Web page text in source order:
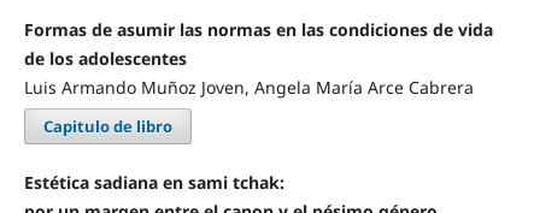
Formas de asumir las normas en las condiciones de vida
de los adolescentes
Luis Armando Muñoz Joven, Angela María Arce Cabrera
Capitulo de libro
Estética sadiana en sami tchak: